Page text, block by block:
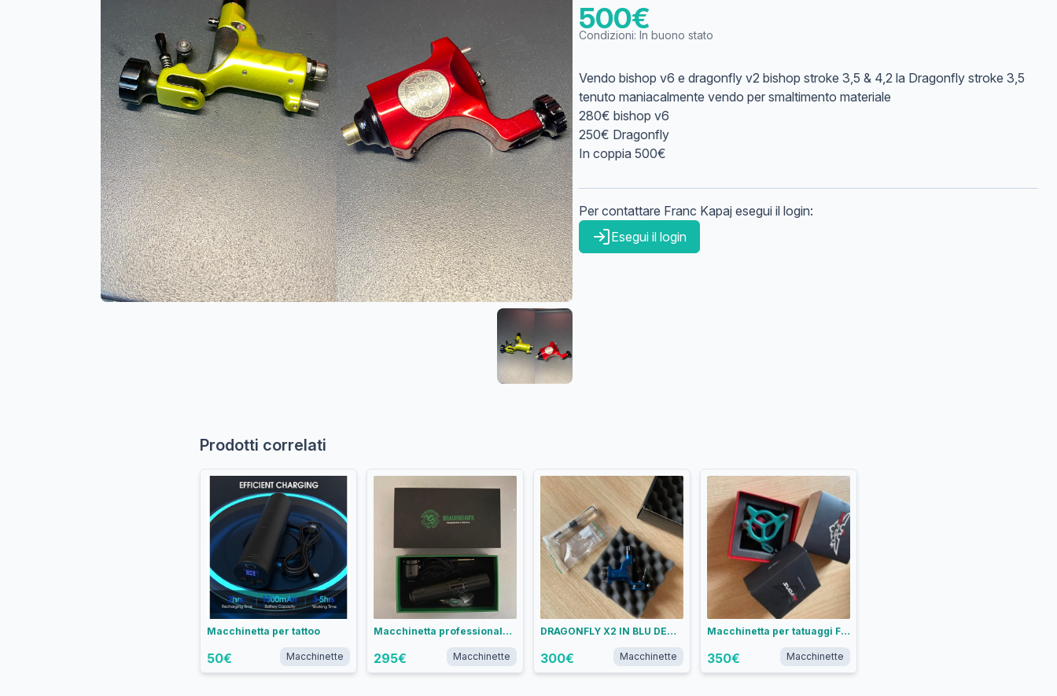
500€
Condizioni: In buono stato
Vendo bishop v6 e dragonfly v2 bishop stroke 3,5 & 4,2 la Dragonfly stroke 3,5
tenuto maniacalmente vendo per smaltimento materiale
280€ bishop v6
250€ Dragonfly
In coppia 500€
Per contattare Franc Kapaj esegui il login:
Esegui il login
Prodotti correlati
Macchinetta per tattoo
50€ Macchinette
Macchinetta professionale per tattoo Dragonhawk
295€ Macchinette
DRAGONFLY X2 IN BLU DEMONIACO USATA POCHISSIME VOLTE
300€ Macchinette
Macchinetta per tatuaggi FK Irons Galaxie III in Alluminio Schiuma Marina - Liner Convenzionale
350€ Macchinette